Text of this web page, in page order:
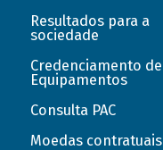
Resultados para a
sociedade
Credenciamento de
Equipamentos
Consulta PAC
Moedas contratuais